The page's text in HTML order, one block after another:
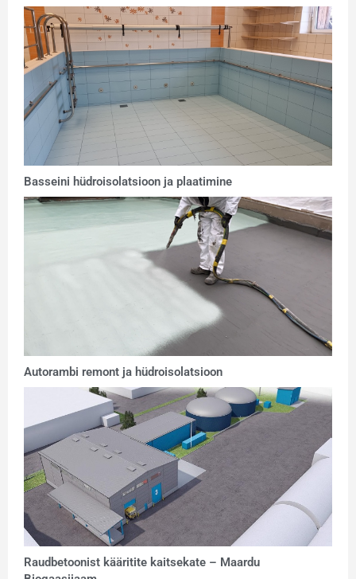
Basseini hüdroisolatsioon ja plaatimine
Autorambi remont ja hüdroisolatsioon
Raudbetoonist kääritite kaitsekate – Maardu